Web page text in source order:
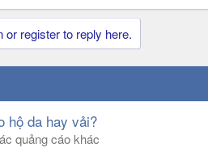
or register to reply here.
hộ da hay vải?
quảng cáo khác